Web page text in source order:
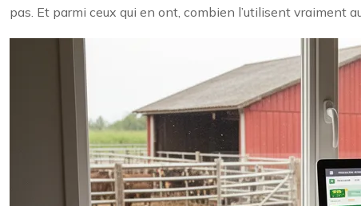
pas. Et parmi ceux qui en ont, combien l’utilisent vraiment